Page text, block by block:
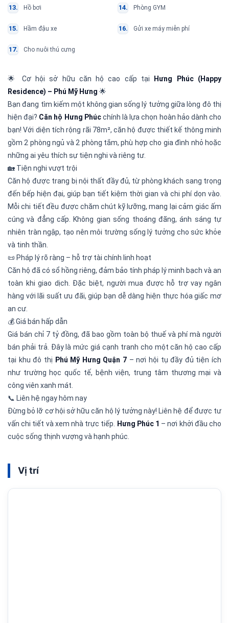
Hồ bơi Phòng GYM
Hầm đậu xe Gửi xe máy miễn phí
Cho nuôi thú cưng
🌟 Cơ hội sở hữu căn hộ cao cấp tại
Hưng Phúc (Happy
Residence) – Phú Mỹ Hưng 🌟
Bạn đang tìm kiếm một không gian sống lý tưởng giữa lòng đô thị
hiện đại? Căn hộ Hưng Phúcchính là lựa chọn hoàn hảo dành cho
bạn! Với diện tích rộng rãi 78m², căn hộ được thiết kế thông minh
gồm 2 phòng ngủ và 2 phòng tắm, phù hợp cho gia đình nhỏ hoặc
những ai yêu thích sự tiện nghi và riêng tư.
🏡 Tiện nghi vượt trội
Căn hộ được trang bị nội thất đầy đủ, từ phòng khách sang trọng
đến bếp hiện đại, giúp bạn tiết kiệm thời gian và chi phí dọn vào.
Mỗi chi tiết đều được chăm chút kỹ lưỡng, mang lại cảm giác ấm
cúng và đẳng cấp. Không gian sống thoáng đãng, ánh sáng tự
nhiên tràn ngập, tạo nên môi trường sống lý tưởng cho sức khỏe
và tinh thần.
📜 Pháp lý rõ ràng – hỗ trợ tài chính linh hoạt
Căn hộ đã có sổ hồng riêng, đảm bảo tính pháp lý minh bạch và an
toàn khi giao dịch. Đặc biệt, người mua được hỗ trợ vay ngân
hàng với lãi suất ưu đãi, giúp bạn dễ dàng hiện thực hóa giấc mơ
an cư.
💰 Giá bán hấp dẫn
Giá bán chỉ 7 tỷ đồng, đã bao gồm toàn bộ thuế và phí mà người
bán phải trả. Đây là mức giá cạnh tranh cho một căn hộ cao cấp
tại khu đô thị Phú Mỹ Hưng Quận 7 – nơi hội tụ đầy đủ tiện ích
như trường học quốc tế, bệnh viện, trung tâm thương mại và
công viên xanh mát.
📞 Liên hệ ngay hôm nay
Đừng bỏ lỡ cơ hội sở hữu căn hộ lý tưởng này! Liên hệ để được tư
vấn chi tiết và xem nhà trực tiếp.
Hưng Phúc 1 – nơi khởi đầu cho
cuộc sống thịnh vượng và hạnh phúc.
Vị trí